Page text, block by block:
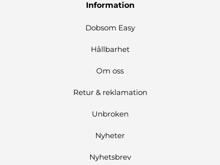
Information
Dobsom Easy
Hållbarhet
Om oss
Retur & reklamation
Unbroken
Nyheter
Nyhetsbrev